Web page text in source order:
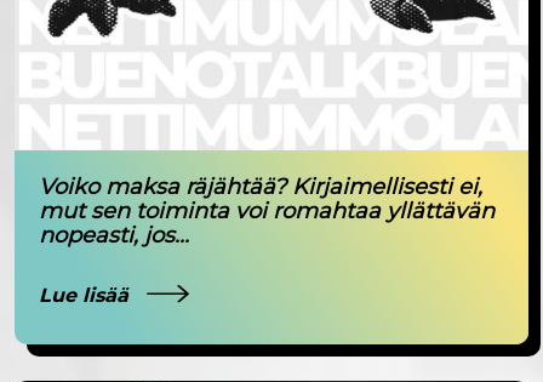
Voiko maksa räjähtää? Kirjaimellisesti ei,
mut sen toiminta voi romahtaa yllättävän
nopeasti, jos...
Lue lisää